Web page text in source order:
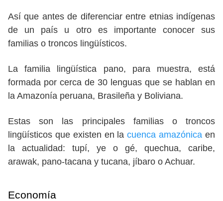
Así que antes de diferenciar entre etnias indígenas
de un país u otro es importante conocer sus
familias o troncos lingüísticos.
La familia lingüística pano, para muestra, está
formada por cerca de 30 lenguas que se hablan en
la Amazonía peruana, Brasileña y Boliviana.
Estas son las principales familias o troncos
lingüísticos que existen en lacuenca amazónicaen
la actualidad: tupí, ye o gé, quechua, caribe,
arawak, pano-tacana y tucana, jíbaro o Achuar.
Economía